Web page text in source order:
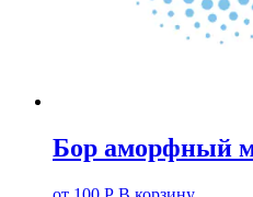
Бор аморфный